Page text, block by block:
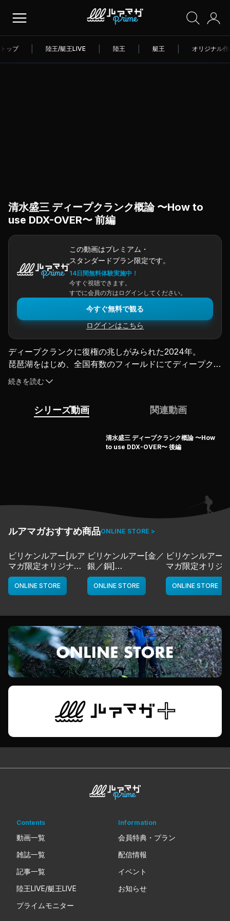
トップ 陸王/艇王LIVE 陸王 艇王 オリジナル
清水盛三 ディープクランク概論 〜How to
use DDX-OVER〜 前編
この動画はプレミアム・
スタンダードプラン限定です。
14日間無料体験実施中！
今すぐ視聴できます。
すでに会員の方はログインしてください。
今すぐ無料で観る
ログインはこちら
ディープクランクに復権の兆しがみられた2024年。
琵琶湖をはじめ、全国有数のフィールドにてディープクラ
ンクによる釣果投稿もちらほら見受けられるようになって
きた。
表ルアーがある。
その名も「DDX-OVER」！
ルアーとの出会い、米国トーナメントにおけるディープク
ランクの立ち位置、DDX-OVERが釣れると言われる所以
理解度が更に深まるディープなネタが満載だ！
続きを読む
シリーズ動画 関連動画
清水盛三 ディープクランク概論 〜How
to use DDX-OVER〜 後編
ルアマガおすすめ商品ONLINE STORE >
ビリケンルアー[ルア
マガ限定オリジナル
カラー／LMチャー
ト]
deps
ONLINE STORE
ビリケンルアー[金／
銀／銅]
deps
ONLINE STORE
ビリケンルアー[
マガ限定オリジ
カラー／LMボー
ワイト]
deps
ONLINE STORE
Contents
動画一覧
雑誌一覧
記事一覧
陸王LIVE/艇王LIVE
プライムモニター
Information
会員特典・プラン
配信情報
イベント
お知らせ